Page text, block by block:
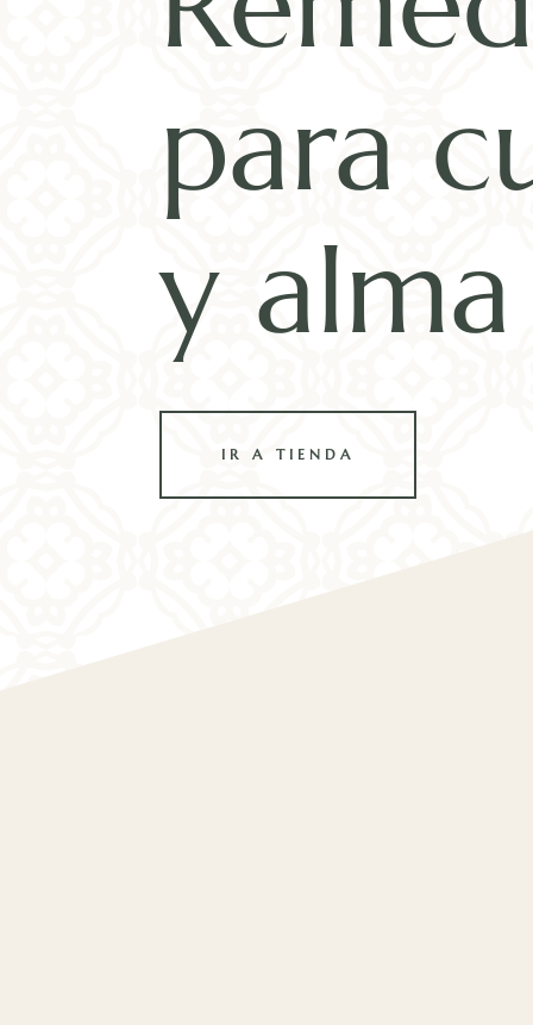
para
y alma
IR A TIENDA